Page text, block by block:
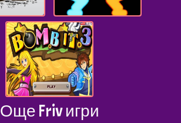
Още Friv игри